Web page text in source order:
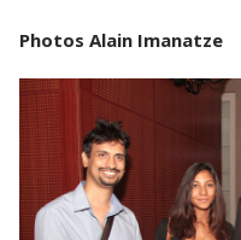
Photos Alain Imanatze